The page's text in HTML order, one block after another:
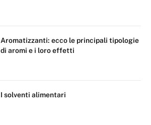
Aromatizzanti: ecco le principali tipologie
di aromi e i loro effetti
I solventi alimentari